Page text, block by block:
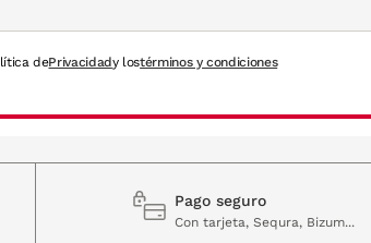
dePrivacidady lostérminos y condiciones
Pago seguro
Con tarjeta, Sequra, Bizum...